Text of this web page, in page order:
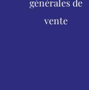
générales de
vente